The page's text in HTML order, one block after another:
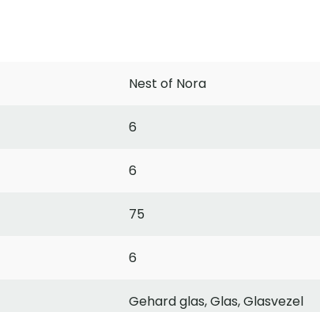
Nest of Nora
6
6
75
6
Gehard glas, Glas, Glasvezel